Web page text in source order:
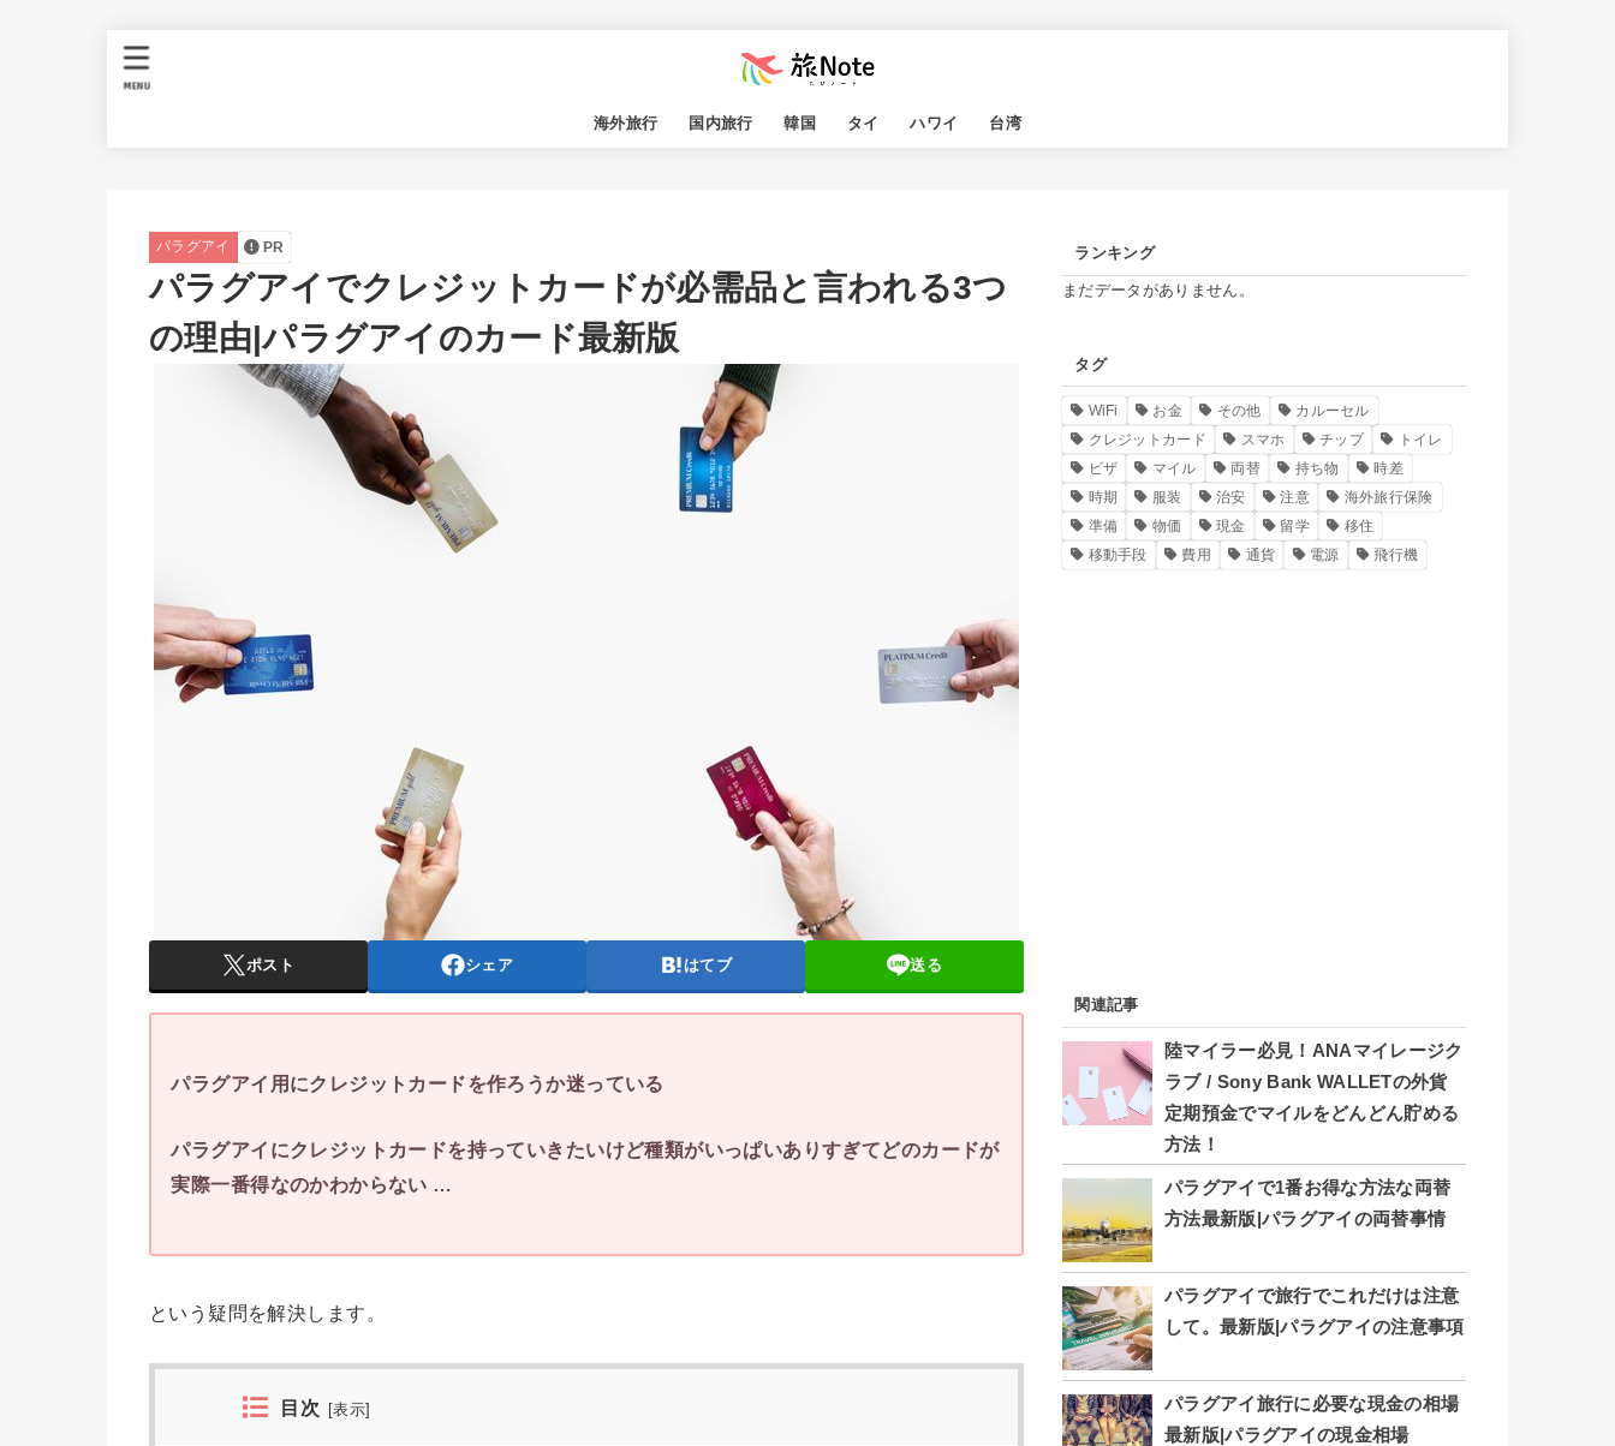
海外旅行 国内旅行 韓国 タイ ハワイ 台湾
MENU
パラグアイ PR
パラグアイでクレジットカードが必需品と言われる3つ
の理由|パラグアイのカード最新版
ポスト シェア はてブ 送る
パラグアイ用にクレジットカードを作ろうか迷っている
パラグアイにクレジットカードを持っていきたいけど種類がいっぱいありすぎてどのカードが
実際一番得なのかわからない …
という疑問を解決します。
目次 [表示]
ランキング
まだデータがありません。
タグ
WiFi お金 その他
カルーセル
クレジットカード
スマホ チップ
トイレ
ビザ
マイル 両替 持ち物
時差
時期
服装 治安 注意
海外旅行保険
準備
物価 現金 留学
移住
移動手段
費用 通貨 電源 飛行機
関連記事
陸マイラー必見！ANAマイレージク
ラブ / Sony Bank WALLETの外貨
定期預金でマイルをどんどん貯める
方法！
パラグアイで1番お得な方法な両替
方法最新版|パラグアイの両替事情
パラグアイで旅行でこれだけは注意
して。最新版|パラグアイの注意事項
パラグアイ旅行に必要な現金の相場
最新版|パラグアイの現金相場